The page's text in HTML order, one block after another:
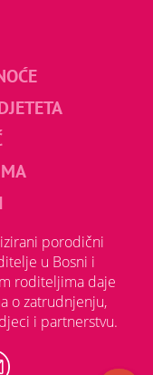
porodični
u Bosni i
roditeljima daje
o zatrudnjenju,
i partnerstvu.